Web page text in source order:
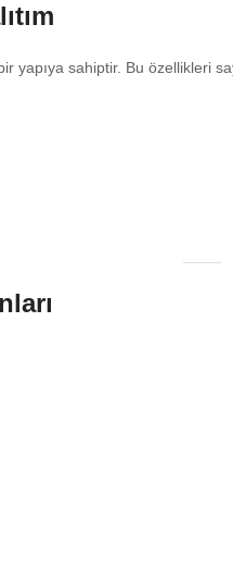
yapıya sahiptir. Bu özellikleri